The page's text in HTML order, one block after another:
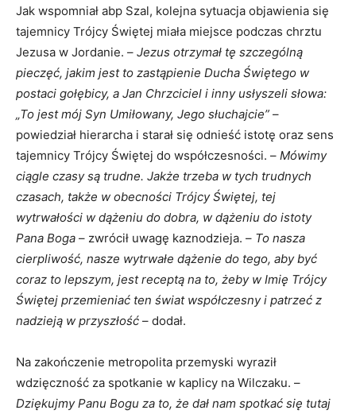
Jak wspomniał abp Szal, kolejna sytuacja objawienia się
tajemnicy Trójcy Świętej miała miejsce podczas chrztu
Jezusa w Jordanie. – Jezus otrzymał tę szczególną
pieczęć, jakim jest to zastąpienie Ducha Świętego w
postaci gołębicy, a Jan Chrzciciel i inny usłyszeli słowa:
„To jest mój Syn Umiłowany, Jego słuchajcie” –
powiedział hierarcha i starał się odnieść istotę oraz sens
tajemnicy Trójcy Świętej do współczesności. – Mówimy
ciągle czasy są trudne. Jakże trzeba w tych trudnych
czasach, także w obecności Trójcy Świętej, tej
wytrwałości w dążeniu do dobra, w dążeniu do istoty
Pana Boga – zwrócił uwagę kaznodzieja. – To nasza
cierpliwość, nasze wytrwałe dążenie do tego, aby być
coraz to lepszym, jest receptą na to, żeby w Imię Trójcy
Świętej przemieniać ten świat współczesny i patrzeć z
nadzieją w przyszłość – dodał.
Na zakończenie metropolita przemyski wyraził
wdzięczność za spotkanie w kaplicy na Wilczaku. –
Dziękujmy Panu Bogu za to, że dał nam spotkać się tutaj